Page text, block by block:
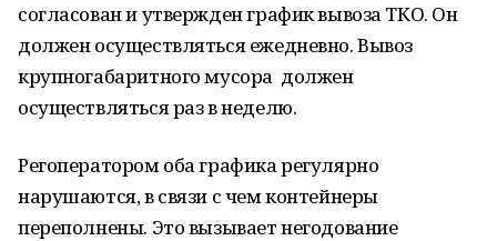
согласован и утвержден график вывоза ТКО. Он
должен осуществляться ежедневно. Вывоз
крупногабаритного мусора должен
осуществляться раз в неделю.
Регоператором оба графика регулярно
нарушаются, в связи с чем контейнеры
переполнены. Это вызывает негодование